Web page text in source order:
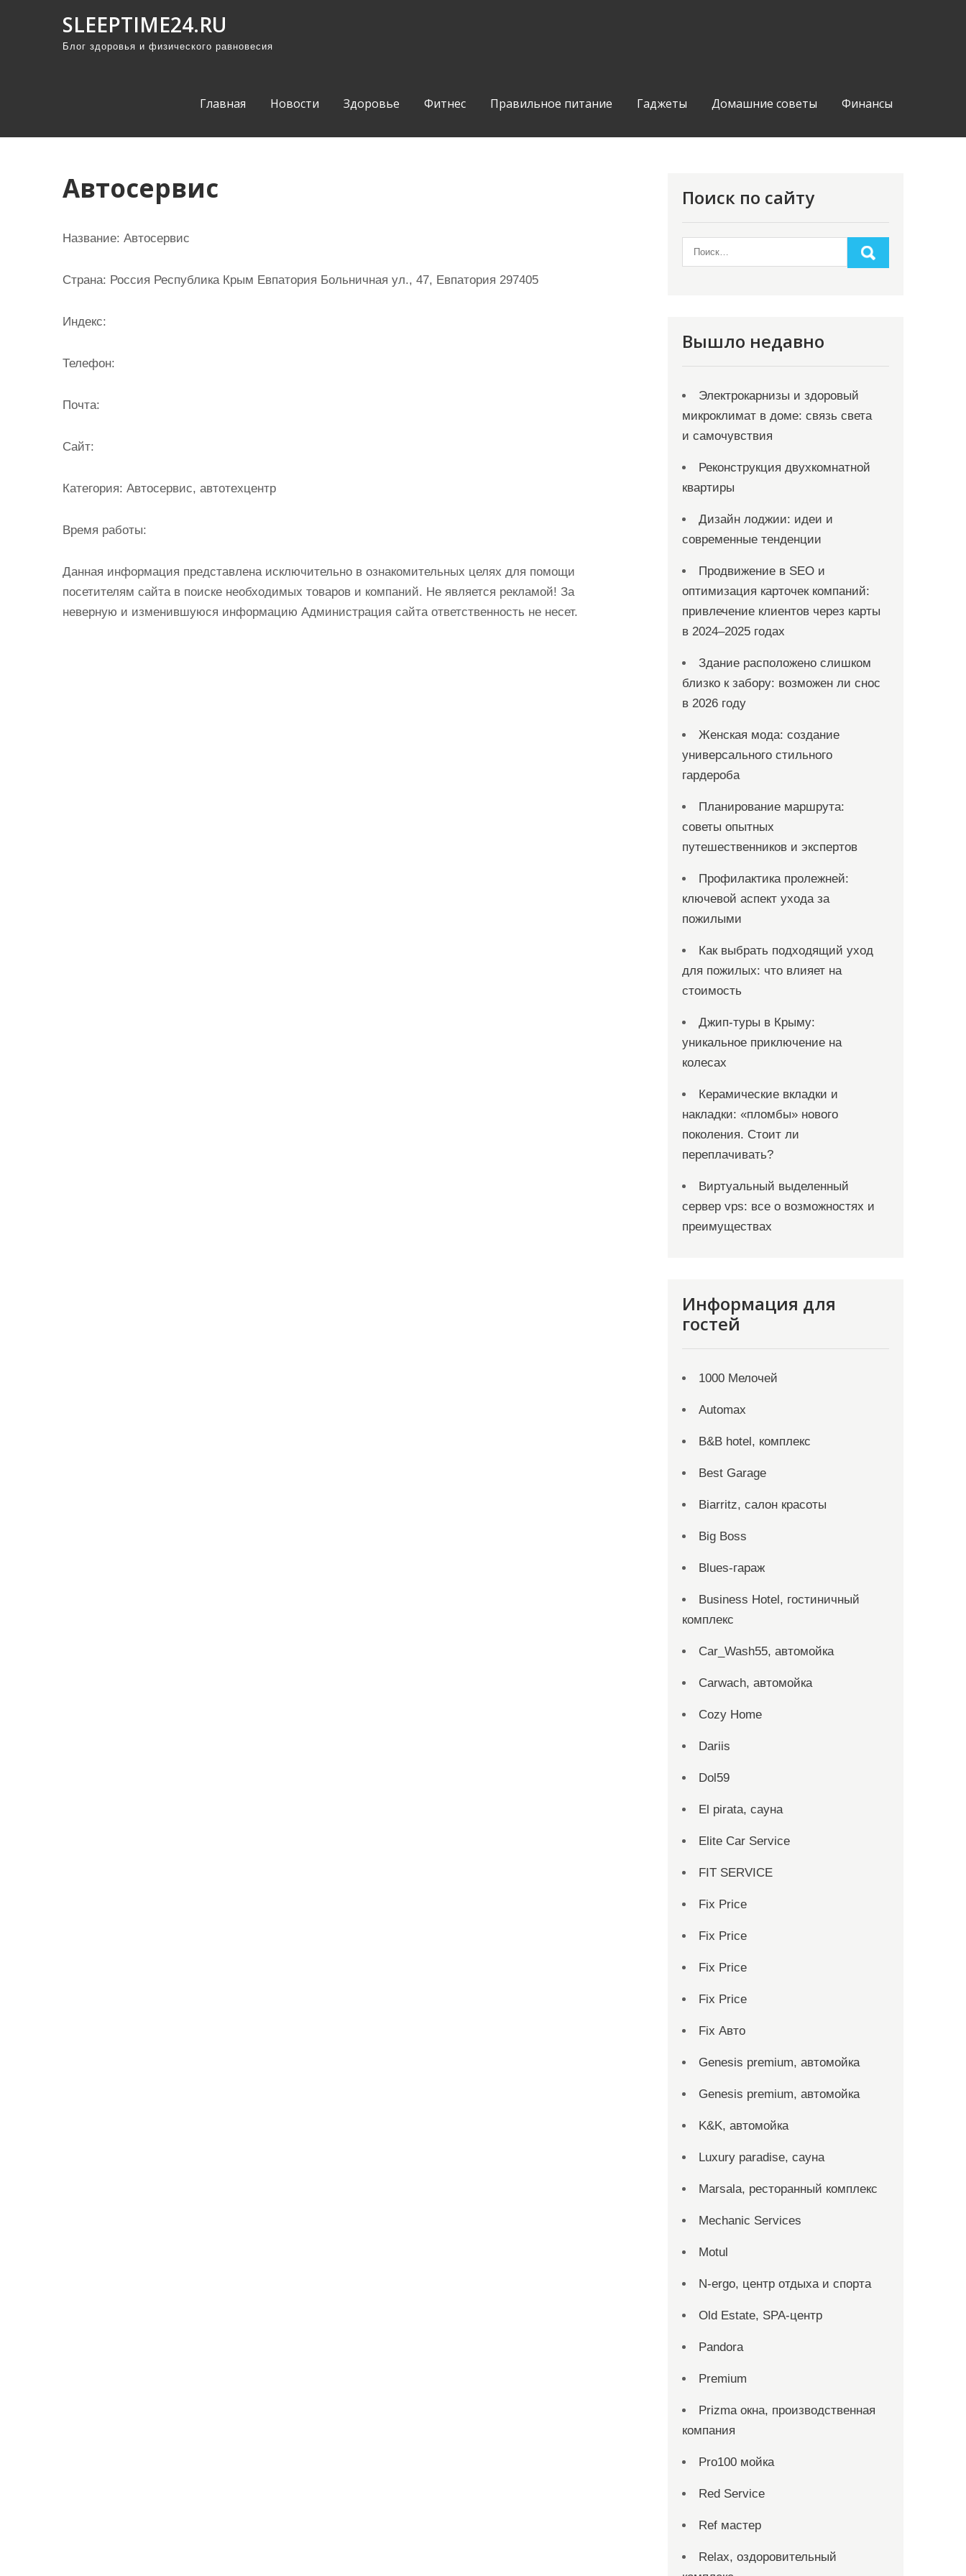
SLEEPTIME24.RU
Блог здоровья и физического равновесия
Главная Новости Здоровье Фитнес Правильное питание Гаджеты Домашние советы Финансы
Автосервис
Название: Автосервис
Страна: Россия Республика Крым Евпатория Больничная ул., 47, Евпатория 297405
Индекс:
Телефон:
Почта:
Cайт:
Категория: Автосервис, автотехцентр
Время работы:
Данная информация представлена исключительно в ознакомительных целях для помощи
посетителям сайта в поиске необходимых товаров и компаний. Не является рекламой! За
неверную и изменившуюся информацию Администрация сайта ответственность не несет.
Поиск по сайту
Вышло недавно
Электрокарнизы и здоровый
микроклимат в доме: связь света
и самочувствия
Реконструкция двухкомнатной
квартиры
Дизайн лоджии: идеи и
современные тенденции
Продвижение в SEO и
оптимизация карточек компаний:
привлечение клиентов через карты
в 2024–2025 годах
Здание расположено слишком
близко к забору: возможен ли снос
в 2026 году
Женская мода: создание
универсального стильного
гардероба
Планирование маршрута:
советы опытных
путешественников и экспертов
Профилактика пролежней:
ключевой аспект ухода за
пожилыми
Как выбрать подходящий уход
для пожилых: что влияет на
стоимость
Джип-туры в Крыму:
уникальное приключение на
колесах
Керамические вкладки и
накладки: «пломбы» нового
поколения. Стоит ли
переплачивать?
Виртуальный выделенный
сервер vps: все о возможностях и
преимуществах
Информация для
гостей
1000 Мелочей
Automax
B&B hotel, комплекс
Best Garage
Biarritz, салон красоты
Big Boss
Blues-гараж
Business Hotel, гостиничный
комплекс
Car_Wash55, автомойка
Carwach, автомойка
Cozy Home
Dariis
Dol59
El pirata, сауна
Elite Car Service
FIT SERVICE
Fix Price
Fix Price
Fix Price
Fix Price
Fix Авто
Genesis premium, автомойка
Genesis premium, автомойка
K&K, автомойка
Luxury paradise, сауна
Marsala, ресторанный комплекс
Mechanic Services
Motul
N-ergo, центр отдыха и спорта
Old Estate, SPA-центр
Pandora
Premium
Prizma окна, производственная
компания
Pro100 мойка
Red Service
Ref мастер
Relax, оздоровительный